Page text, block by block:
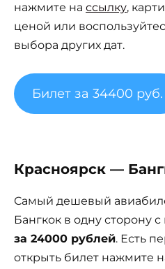
нажмите на ссылку,
ценой или
выбора других дат.
Билет за 34400 руб.
Красноярск —
Самый дешевый
Бангкок в одну сторону
за 24000 рублей. Есть
открыть билет нажмите